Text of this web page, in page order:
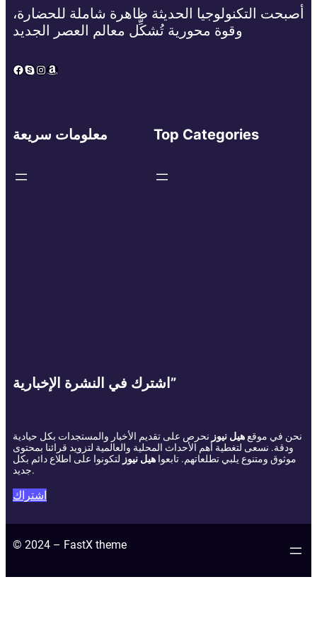
أصبحت التكنولوجيا الحديثة ظاهرة شاملة للحضارة،
وقوة محورية تُشكِّل معالم العصر الجديد
Facebook
Skype
Instagram
Amazon
معلومات سريعة Top Categories
اشترك في النشرة الإخبارية”
نحن في موقعهيل نيوز نحرص على تقديم الأخبار والمستجدات بكل حيادية
ودقة. نسعى لتغطية أهم الأحداث المحلية والعالمية لتزويد قرائنا بمحتوى
موثوق ومتنوع يلبي تطلعاتهم. تابعوا هيل نيوز لتكونوا على اطلاع دائم بكل
جديد.
اشتراك
© 2024 – FastX theme